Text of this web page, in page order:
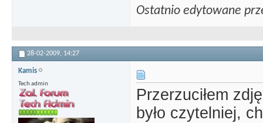
Ostatnio edytowane
28-02-2009, 14:27
Kamis
Tech admin
Przerzuciłem
było czytelniej,